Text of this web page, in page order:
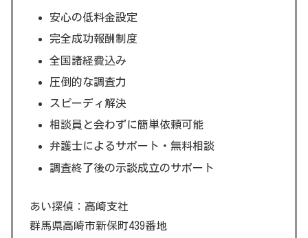
安心の低料金設定
完全成功報酬制度
全国諸経費込み
圧倒的な調査力
スピーディ解決
相談員と会わずに簡単依頼可能
弁護士によるサポート・無料相談
調査終了後の示談成立のサポート
あい探偵：高崎支社
群馬県高崎市新保町439番地